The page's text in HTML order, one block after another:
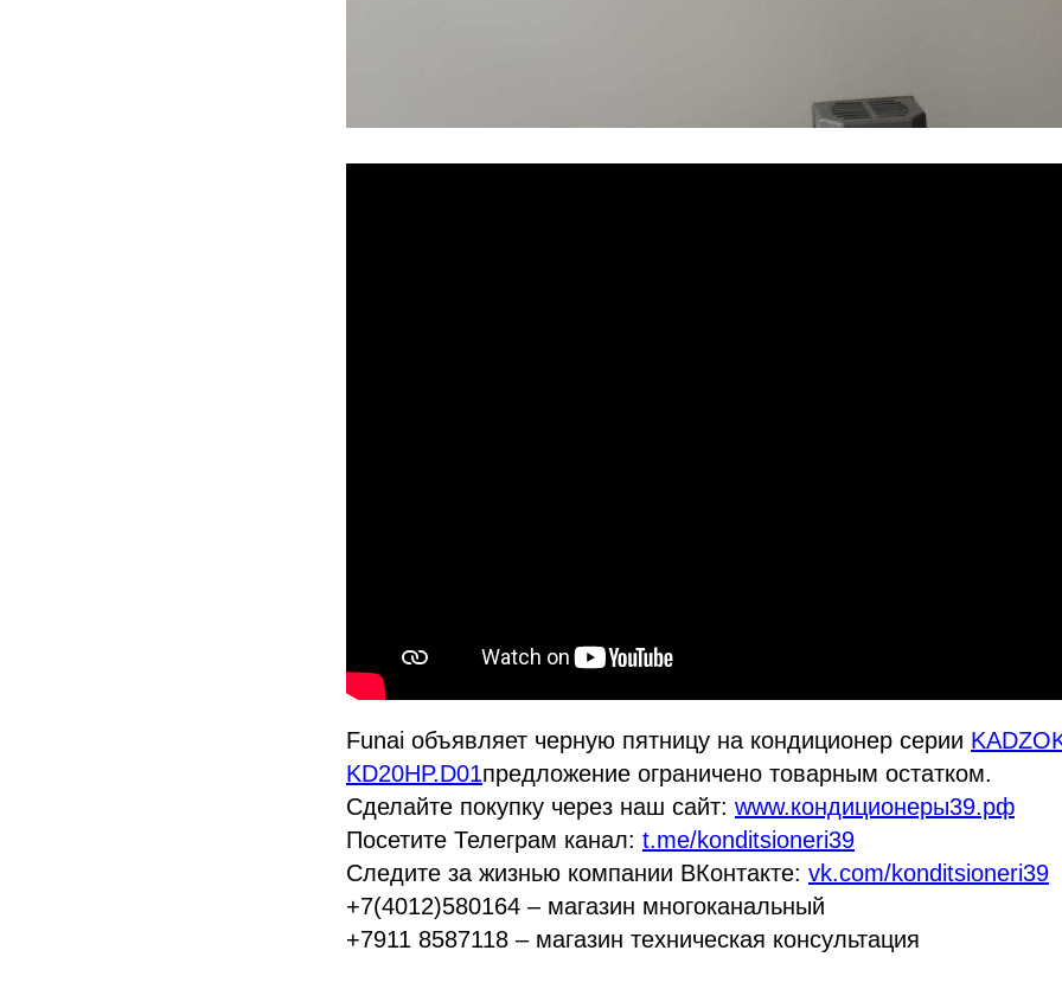
Funai объявляет черную пятницу на кондиционер серии
KD20HP.D01предложение ограничено товарным остатком.
Сделайте покупку через наш сайт: www.кондиционеры39.рф
Посетите Телеграм канал: t.me/konditsioneri39
Следите за жизнью компании ВКонтакте: vk.com/konditsioneri39
+7(4012)580164 – магазин многоканальный
+7911 8587118 – магазин техническая консультация